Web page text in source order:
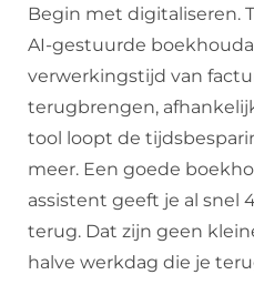
Begin met digitaliseren.
AI-gestuurde
verwerkingstijd van
terugbrengen,
tool loopt de
meer. Een goede
assistent geeft je al snel
terug. Dat zijn geen
halve werkdag die je